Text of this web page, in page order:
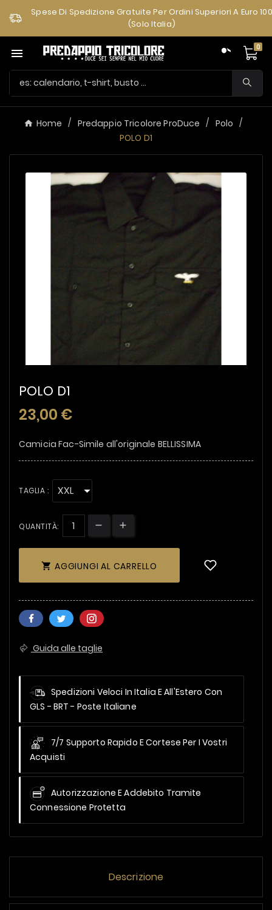
Spese Di Spedizione Gratuite Per Ordini Superiori A Euro 100
(solo Italia)
 0
Home Predappio Tricolore ProDuce
Polo
POLO D1
POLO D1
23,00 €
Camicia Fac-Simile all'originale BELLISSIMA
TAGLIA :
QUANTITÀ:
 AGGIUNGI AL CARRELLO
Guida alle taglie
Spedizioni Veloci In Italia E All'Estero Con
GLS - BRT - Poste Italiane
7/7 Supporto Rapido E Cortese Per I Vostri
Acquisti
Autorizzazione E Addebito Tramite
Connessione Protetta
Descrizione